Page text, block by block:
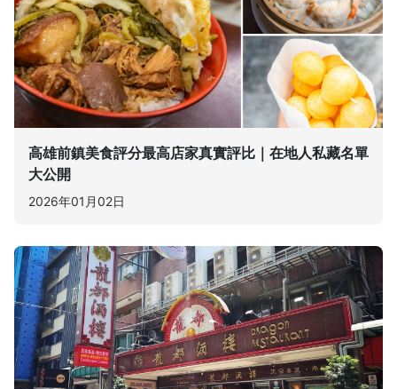
高雄前鎮美食評分最高店家真實評比｜在地人私藏名單
大公開
2026年01月02日